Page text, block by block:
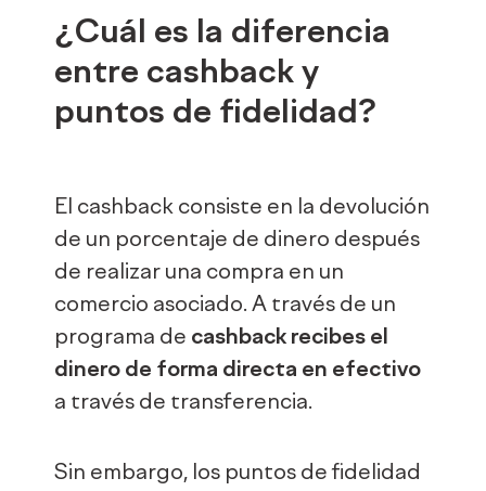
¿Cuál es la diferencia
entre cashback y
puntos de fidelidad?
El cashback consiste en la devolución
de un porcentaje de dinero después
de realizar una compra en un
comercio asociado. A través de un
programa de cashback recibes el
dinero de forma directa en efectivo
a través de transferencia.
Sin embargo, los puntos de fidelidad